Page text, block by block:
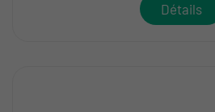
Détails